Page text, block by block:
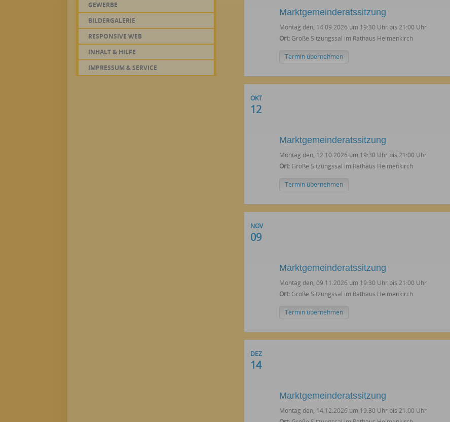
GEWERBE
BILDERGALERIE
RESPONSIVE WEB
INHALT & HILFE
IMPRESSUM & SERVICE
Marktgemeinderatssitzung
Montag den, 14.09.2026 um 19:30 Uhr bis 21:00 Uhr
Ort:Große Sitzungssal im Rathaus Heimenkirch
Termin übernehmen
OKT
12
Marktgemeinderatssitzung
Montag den, 12.10.2026 um 19:30 Uhr bis 21:00 Uhr
Ort:Große Sitzungssal im Rathaus Heimenkirch
Termin übernehmen
NOV
09
Marktgemeinderatssitzung
Montag den, 09.11.2026 um 19:30 Uhr bis 21:00 Uhr
Ort:Große Sitzungssal im Rathaus Heimenkirch
Termin übernehmen
DEZ
14
Marktgemeinderatssitzung
Montag den, 14.12.2026 um 19:30 Uhr bis 21:00 Uhr